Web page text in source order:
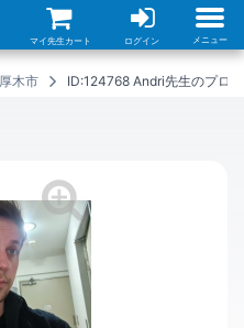
マイ先生カート ログイン メニュー
厚木市 ID:124768 Andri先生のプロ